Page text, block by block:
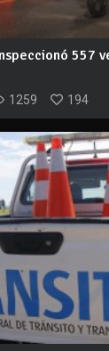
557
1259 194